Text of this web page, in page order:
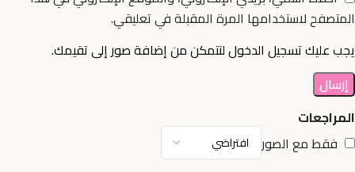
المراجعات
فقط مع الصور
المتصفح لاستخدامها المرة المقبلة في تعليقي.
يجب عليك تسجيل الدخول لتتمكن من إضافة صور إلى تقيمك.